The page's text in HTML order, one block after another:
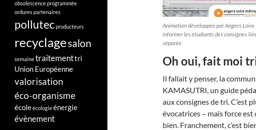
Animation développée par Angers
informer les étudiants des consignes
séparée.
Oh oui, fait moi
Il fallait y penser, la
KAMASUTRI, un guide
aux consignes de tri. C’est
évocatrices – mais force
bien. Franchement, c’est
obsolescence programmée
ordurespartenaires
pollutec producteurs
recyclagesalon
semainetraitementtri
Union Européenne
valorisation
éco-organisme
écoleécologieénergie
évènement